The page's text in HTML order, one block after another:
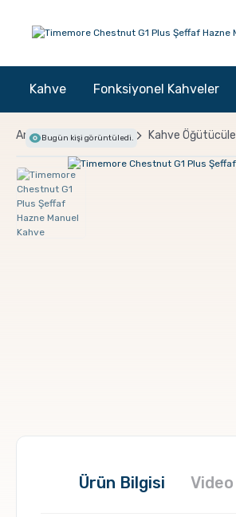
Kahve Fonksiyonel Kahveler
Anasayfa Ekipman Kahve
Bugün kişi görüntüledi.
Ürün Bilgisi Video